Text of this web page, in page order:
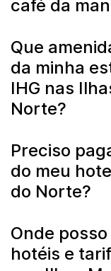
café da
Que
da minha
IHG nas
Norte?
Preciso
do meu
do Norte?
Onde
hotéis e